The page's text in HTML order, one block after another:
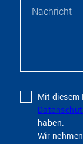
Mit diesem
haben.
Wir